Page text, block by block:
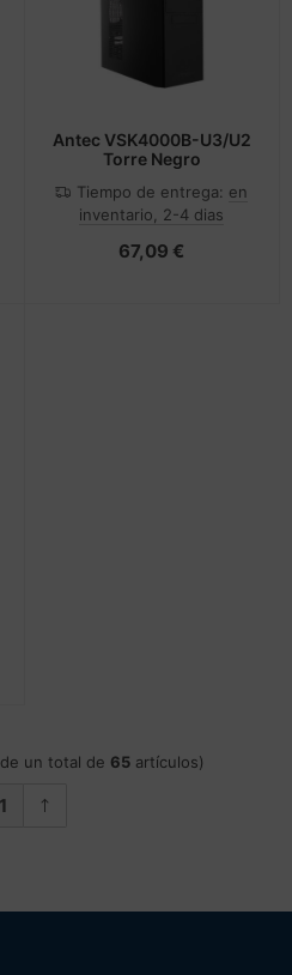
Antec VSK4000B-U3/U2
Torre Negro
Tiempo de entrega: en
inventario, 2-4 dias
67,09 €
un total de 65artículos)
1